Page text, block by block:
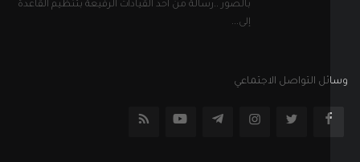
بالصور ..رسالة من أحد القيادات الرفيعة بتنظيم القاعدة
التواصل الاجتماعي